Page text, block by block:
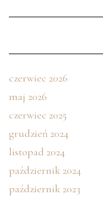
czerwiec 2026
maj 2026
czerwiec 2025
grudzień 2024
listopad 2024
październik 2024
październik 2023